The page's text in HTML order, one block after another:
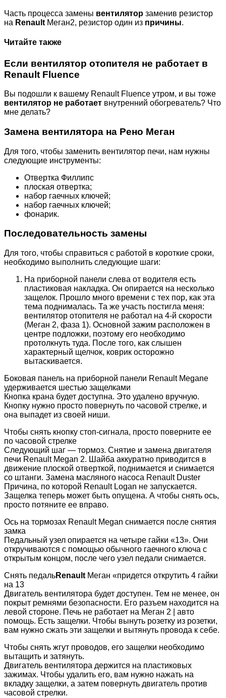
Часть процесса замены вентилятор заменив резистор
на Renault Меган2, резистор один из причины.
Читайте также
Если вентилятор отопителя не работает в
Renault Fluence
Вы подошли к вашему Renault Fluence утром, и вы тоже
вентилятор не работает внутренний обогреватель? Что
мне делать?
Замена вентилятора на Рено Меган
Для того, чтобы заменить вентилятор печи, нам нужны
следующие инструменты:
Отвертка Филлипс
плоская отвертка;
набор гаечных ключей;
набор гаечных ключей;
фонарик.
Последовательность замены
Для того, чтобы справиться с работой в короткие сроки,
необходимо выполнить следующие шаги:
На приборной панели слева от водителя есть
пластиковая накладка. Он опирается на несколько
защелок. Прошло много времени с тех пор, как эта
тема поднималась. Та же участь постигла меня:
вентилятор отопителя не работал на 4-й скорости
(Меган 2, фаза 1). Основной зажим расположен в
центре подложки, поэтому его необходимо
протолкнуть туда. После того, как слышен
характерный щелчок, коврик осторожно
вытаскивается.
Боковая панель на приборной панели Renault Megane
удерживается шестью защелками
Кнопка крана будет доступна. Это удалено вручную.
Кнопку нужно просто повернуть по часовой стрелке, и
она выпадет из своей ниши.
Чтобы снять кнопку стоп-сигнала, просто поверните ее
по часовой стрелке
Следующий шаг — тормоз. Снятие и замена двигателя
печи Renault Megan 2. Шайба аккуратно приводится в
движение плоской отверткой, поднимается и снимается
со штанги. Замена масляного насоса Renault Duster
Причина, по которой Renault Logan не запускается.
Защелка теперь может быть опущена. А чтобы снять ось,
просто потяните ее вправо.
Ось на тормозах Renault Megan снимается после снятия
замка
Педальный узел опирается на четыре гайки «13». Они
откручиваются с помощью обычного гаечного ключа с
открытым концом, после чего узел педали снимается.
Снять педальRenault Меган «придется открутить 4 гайки
на 13
Двигатель вентилятора будет доступен. Тем не менее, он
покрыт ремнями безопасности. Его разъем находится на
левой стороне. Печь не работает на Меган 2 | авто
помощь. Есть защелки. Чтобы вынуть розетку из розетки,
вам нужно сжать эти защелки и вытянуть провода к себе.
Чтобы снять жгут проводов, его защелки необходимо
вытащить и затянуть.
Двигатель вентилятора держится на пластиковых
зажимах. Чтобы удалить его, вам нужно нажать на
вкладку защелки, а затем повернуть двигатель против
часовой стрелки.